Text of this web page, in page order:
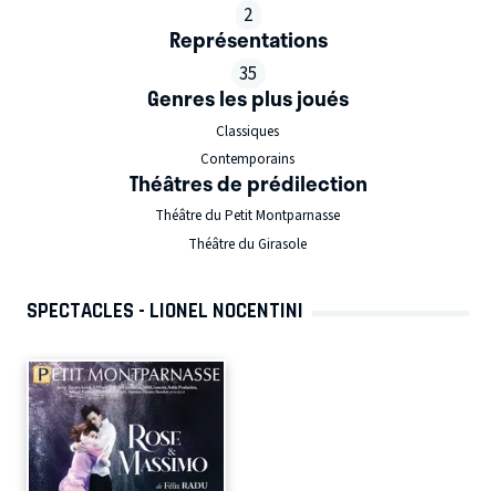
2
Représentations
35
Genres les plus joués
Classiques
Contemporains
Théâtres de prédilection
Théâtre du Petit Montparnasse
Théâtre du Girasole
SPECTACLES - LIONEL NOCENTINI